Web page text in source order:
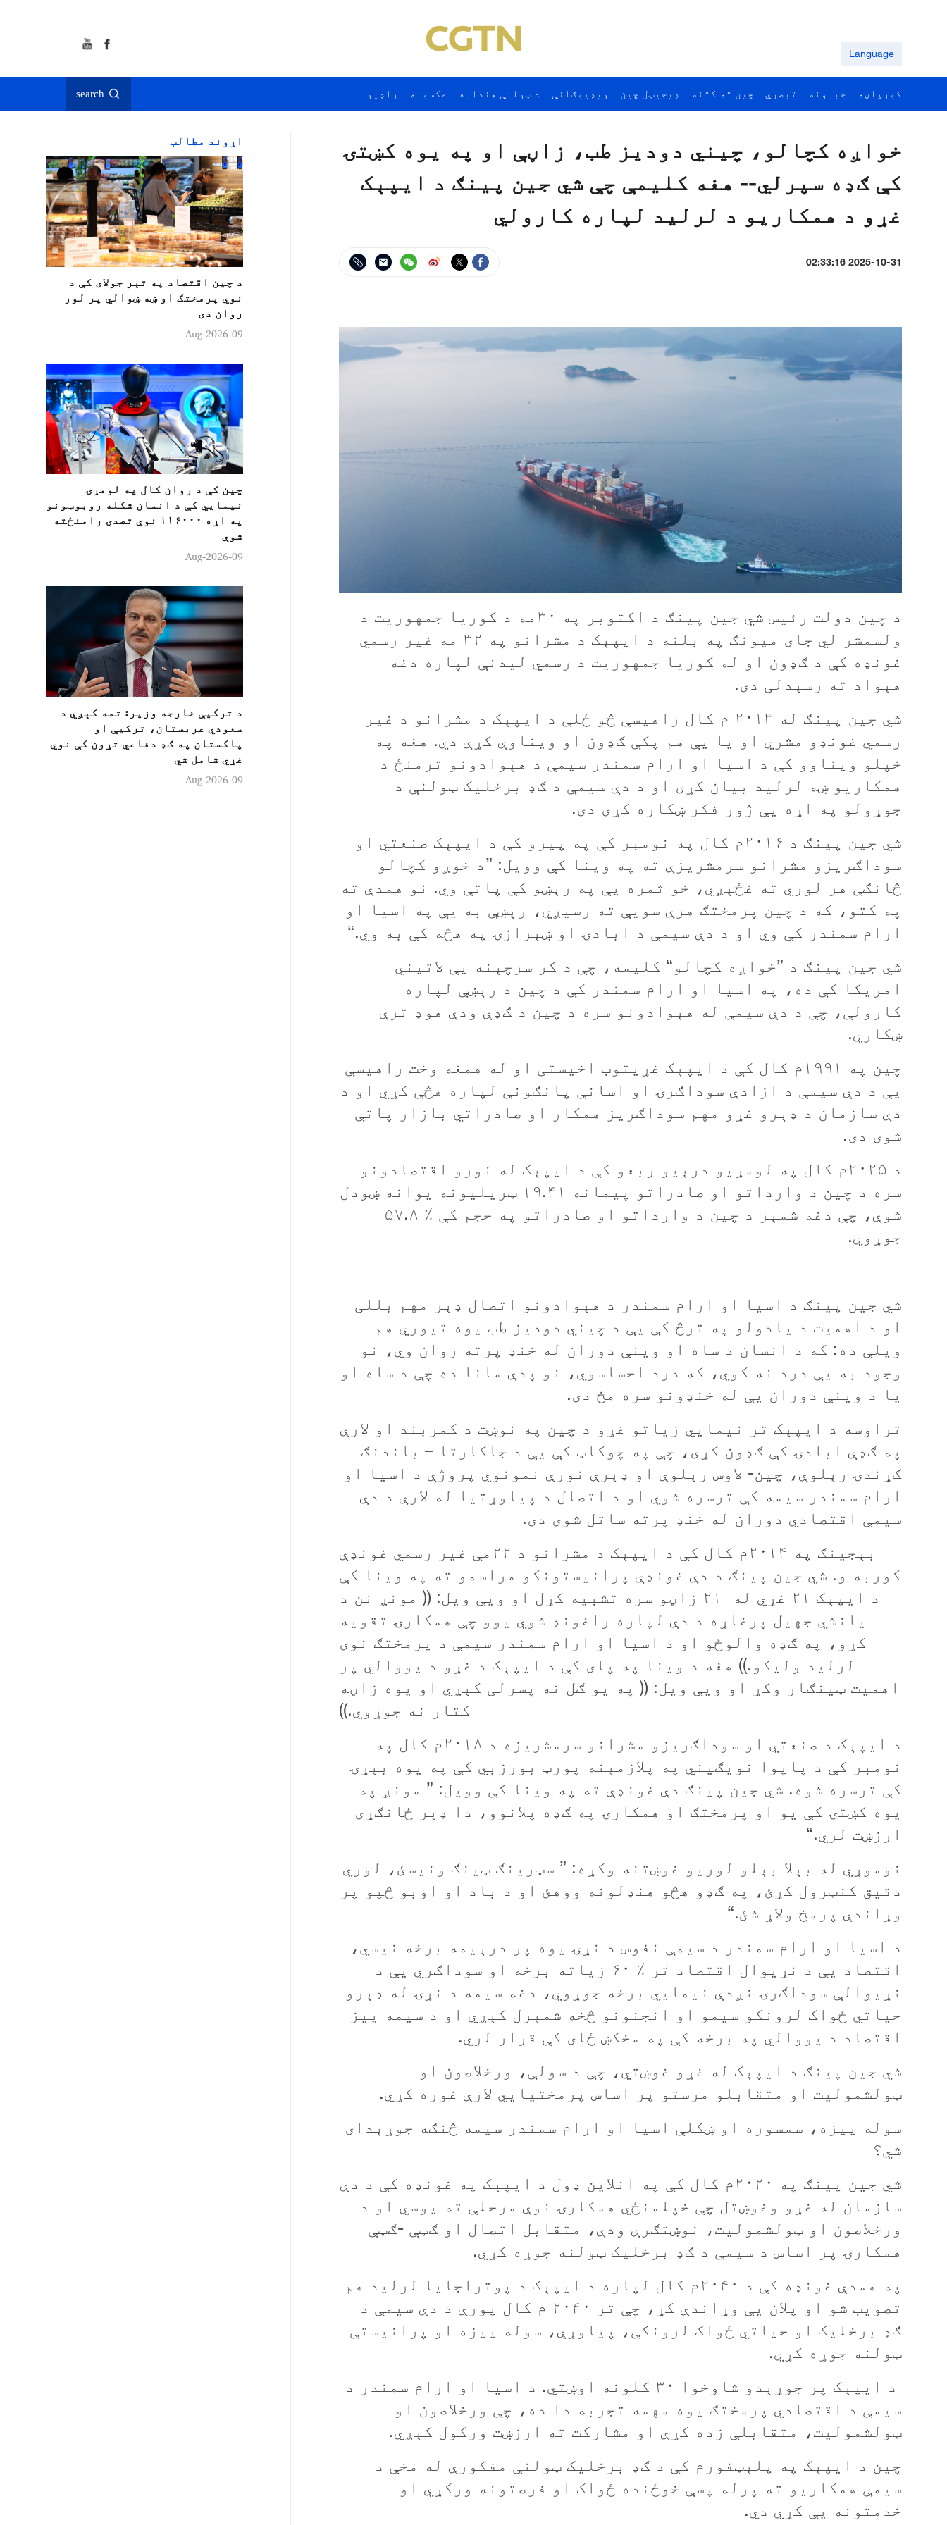
Language
کورپاڼه خبرونه تبصرې چين ته کتنه ډيجيټل چين ويډيوګانې د ټولنې هنداره عکسونه راډيو search
خواږه کچالو، چيني دوديز طب، زاڼې او په يوه کښتۍ
کې ګډه سپرلي-- هغه کليمې چې شي جين پينګ د ايپېک
غړو د همکاريو د لرلید لپاره کارولي
2025-10-31 02:33:16
د چين دولت رئیس شي جين پينګ د اکتوبر په ۳۰مه د کوريا جمهوريت د
ولسمشر لي جای ميونګ په بلنه د ايپېک د مشرانو په ۳۲ مه غير رسمي
غونډه کې د ګډون او له کوریا جمهوريت د رسمي ليدنې لپاره دغه
هېواد ته رسېدلی دی.
شي جين پينګ له ۲۰۱۳ م کال راهیسې څو ځلې د ايپېک د مشرانو د غير
رسمي غونډو مشري او يا يې هم پکې ګډون او ويناوې کړې دي. هغه په
خپلو ويناوو کې د اسيا او ارام سمندر سيمې د هېوادونو ترمنځ د
همکاريو ښه لرليد بيان کړی او د دې سيمې د ګډ برخليک ټولنې د
جوړولو په اړه يې ژور فکر ښکاره کړی دی.
شي جين پینګ د ۲۰۱۶م کال په نومبر کې په پیرو کې د ايپېک صنعتي او
سوداګريزو مشرانو سرمشريزې ته په وينا کې وويل: ”د خوږو کچالو
څانګې هر لوري ته غځېږي، خو ثمره يې په رېښو کې پاتې وي. نو همدې ته
په کتو، که د چين پرمختګ هرې سويې ته رسيږي، رېښې به يې په اسيا او
ارام سمندر کې وي او د دې سيمې د ابادۍ او ښېرازۍ په هڅه کې به وي.“
شي جين پينګ د ”خواږه کچالو“ کليمه، چې د کر سرچېنه يې لاتيني
امريکا کې ده، په اسيا او ارام سمندر کې د چين د رېښې لپاره
کارولې، چې د دې سيمې له هېوادونو سره د چين د ګډې ودې هوډ ترې
ښکاري.
چين په ۱۹۹۱م کال کې د ايپېک غړیتوب اخیستی او له همغه وخت راهیسې
یې د دې سيمې د ازادې سوداګرۍ او اسانې پانګونې لپاره هڅې کړي او د
دې سازمان د ډېرو غړو مهم سوداګریز همکار او صادراتي بازار پاتې
شوی دی.
د ۲۰۲۵م کال په لومړيو درېيو ربعو کې د ايپېک له نورو اقتصادونو
سره د چين د وارداتو او صادراتو پيمانه ۱۹.۴۱ ټريليونه يوانه ښودل
شوې، چې دغه شمېر د چين د وارداتو او صادراتو په حجم کې ٪ ۵۷.۸
جوړوي.
شي جين پينګ د اسيا او ارام سمندر د هېوادونو اتصال ډېر مهم بللی
او د اهميت د یادولو په ترڅ کې يې د چيني دوديز طب يوه تيوري هم
ويلې ده: که د انسان د ساه او وينې دوران له خنډ پرته روان وي، نو
وجود به يې درد نه کوي، که درد احساسوي، نو پدې مانا ده چې د ساه او
يا د وينې دوران یې له خنډونو سره مخ دی.
تراوسه د ايپېک تر نيمايي زیاتو غړو د چين په نوښت د کمربند او لارې
په ګډې ابادۍ کې ګډون کړی، چې په چوکاټ کې يې د جاکارتا – باندنګ
ګړندۍ رېلوې، چين- لاوس رېلوې او ډېرې نورې نمونوي پروژې د
اسيا او
ارام سمندر سيمه کې ترسره شوي او د اتصال د پیاوړتيا له لارې د دې
سيمې اقتصادي دوران له خنډ پرته ساتل شوی دی.
بېجينګ په ۲۰۱۴م کال کې د ايپېک د مشرانو د ۲۲مې غير رسمي غونډې
کوربه و. شي جین پينګ د دې غونډې پرانيستونکو مراسمو ته په وينا کې
د ايپېک ۲۱ غړي له ۲۱ زاڼو سره تشبيه کړل او ويې ويل: (( مونږ نن د
يانشي جهیل پرغاړه د دې لپاره راغونډ شوي یوو چې همکارۍ تقويه
کړو،
په ګډه والوځو او د اسيا او ارام سمندر سيمې د پرمختګ نوی
لرلید وليکو.)) هغه د وينا په پای کې د ايپېک د غړو د يووالي پر
اهميت ټينګار وکړ او ويې ويل: (( په يو ګل نه پسرلی کېږي او يوه زاڼه
کتار نه جوړوي.))
د ايپېک د صنعتي او سوداګريزو مشرانو سرمشريزه د ۲۰۱۸م کال په
نومبر کې د پاپوا نويګيني په پلازمېنه پورټ بورزبي کې په يوه بېړۍ
کې ترسره شوه. شي جين پينګ دې غونډې ته په وينا کې وويل: ” مونږ په
يوه کښتۍ کې يو او پرمختګ او همکارۍ په ګډه پلانوو، دا ډېر ځانګړی
ارزښت لري.“
نوموړي له بېلا بېلو لوريو غوښتنه وکړه: ” سټرينګ ټينګ ونيسئ، لوري
دقیق کنټرول کړئ، په ګډو هڅو هنډلونه ووهئ او د باد او اوبو څپو پر
وړاندې پرمخ ولاړ شئ.“
د
اسيا او ارام سمندر د سيمې نفوس د نړۍ يوه پر درېیمه برخه نیسي،
اقتصاد
یې د نړيوال اقتصاد تر ٪ ۶۰ زياته برخه او سوداګري يې د
نړيوالې سوداګرۍ نږدې نيمايي برخه جوړوي، دغه سيمه د نړۍ له ډېرو
حياتي ځواک لرونکو سيمو او انجنونو څخه شمېرل کېږي او د سيمه
ييز
اقتصاد د يووالي په برخه کې په مخکښ ځای کې قرار
لري.
شي جين پينګ د ايپېک له غړو غوښتي، چې د سولې، ورخلاصون او
ټولشموليت او متقابلو مرستو پر اساس پرمختيايي لارې غوره کړي.
سوله
يیزه، سمسوره او ښکلې اسيا او ارام سمندر سيمه څنګه جوړېدای
شي؟
شي جين پينګ په ۲۰۲۰م کال کې په انلاين ډول د ايپېک په غونډه کې د دې
سازمان له غړو وغوښتل چې خپلمنځي همکارۍ نوې مرحلې ته يوسي او د
ورخلاصون او ټولشموليت، نوښتګرې ودې، متقابل اتصال او ګټې -ګټې
همکارۍ پر اساس د سيمې د ګډ برخليک ټولنه جوړه کړي.
په همدې غونډه کې د ۲۰۴۰م کال لپاره د ايپېک د پوتراجايا لرلید هم
تصويب شو او پلان یې وړاندې کړ، چې تر ۲۰۴۰ م کال پورې د دې سيمې د
ګډ
برخليک او حياتي ځواک لرونکې، پياوړې، سوله يیزه او
پرانیستې
ټولنه جوړه کړي.
د
ايپېک پر جوړېدو شاوخوا ۳۰ کلونه اوښتي. د اسيا او ارام سمندر د
سيمې د اقتصادي پرمختګ يوه مهمه تجربه دا ده، چې ورخلاصون او
ټولشموليت،
متقابلې زده کړې او مشارکت ته ارزښت ورکول کېږي.
چين د ايپېک په پلېټفورم کې د ګډ برخليک ټولنې مفکورې له مخې د
سیمې همکاريو ته پرله پسې خوځنده ځواک او فرصتونه ورکړي او
خدمتونه
یې کړي دي.
اړوند مطالب
د چين اقتصاد په تېر جولای کې د
نوي پرمختګ او ښه ښوالي پر لور
روان دی
09-Aug-2026
چين کې د روان کال په لومړۍ
نیمایي کې د انسان شکله روبوټونو
په اړه ۱۱۶۰۰۰ نوې تصدۍ رامنځته
شوې
09-Aug-2026
د ترکيې خارجه وزير: تمه کېږي د
سعودي عربستان، ترکيې او
پاکستان په ګډ دفاعي تړون کې نوي
غړي شامل شي
09-Aug-2026